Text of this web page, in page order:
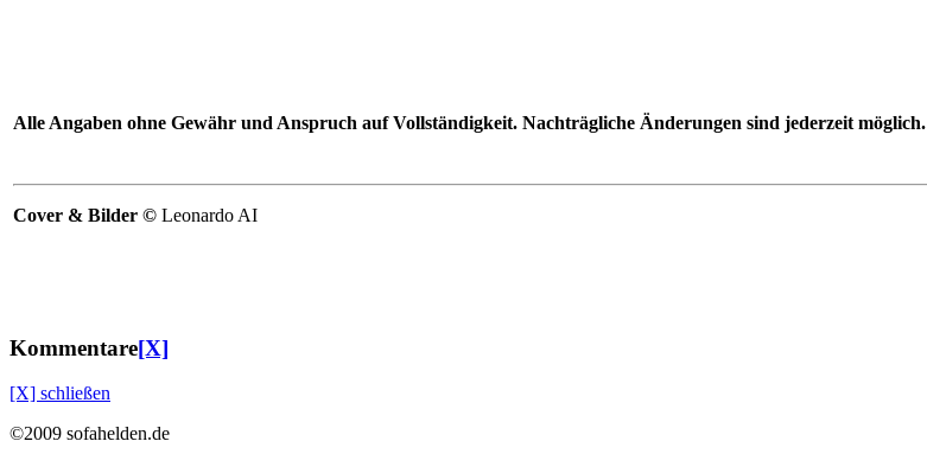
Alle Angaben ohne Gewähr und Anspruch auf Vollständigkeit. Nachträgliche Änderungen sind jederzeit möglich.
Cover & Bilder © Leonardo AI
Kommentare[X]
[X] schließen
©2009 sofahelden.de